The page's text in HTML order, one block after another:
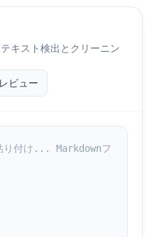
キスト検出とクリーニン
ビュー